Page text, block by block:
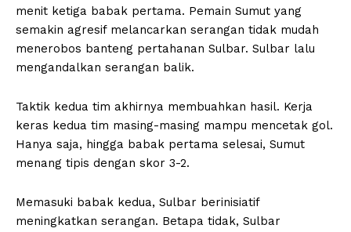
menit ketiga babak pertama. Pemain Sumut yang
semakin agresif melancarkan serangan tidak mudah
menerobos banteng pertahanan Sulbar. Sulbar lalu
mengandalkan serangan balik.
Taktik kedua tim akhirnya membuahkan hasil. Kerja
keras kedua tim masing-masing mampu mencetak gol.
Hanya saja, hingga babak pertama selesai, Sumut
menang tipis dengan skor 3-2.
Memasuki babak kedua, Sulbar berinisiatif
meningkatkan serangan. Betapa tidak, Sulbar